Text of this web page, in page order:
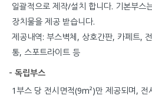
일괄적으로 제작/설치 합니다. 기본부스
장치물을 제공 받습니다.
제공내역: 부스벽체, 상호간판, 카페트,
통, 스포트라이트 등
- 독립부스
1부스 당 전시면적(9m²)만 제공되며,